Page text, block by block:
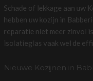
Schade of lekkage aan uw
hebben uw kozijn in
reparatie niet meer zinvol
isolatieglas vaak wel de
Nieuwe Kozijnen in